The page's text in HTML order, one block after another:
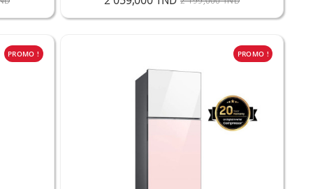
PROMO ! PROMO !